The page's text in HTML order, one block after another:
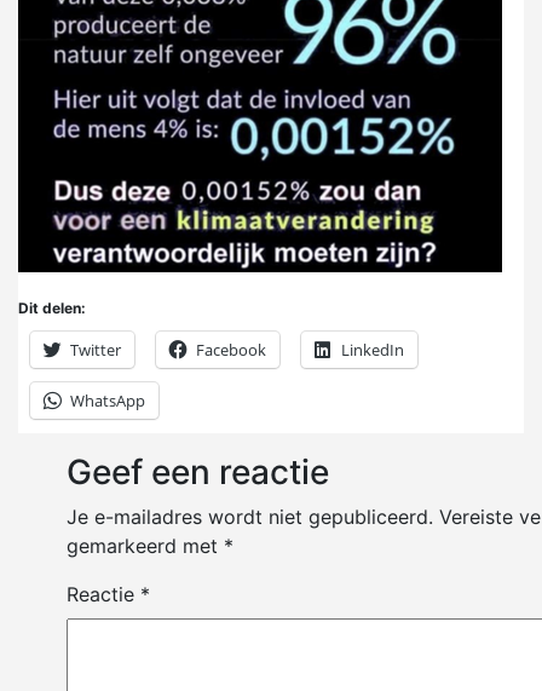
Dit delen:
Twitter Facebook LinkedIn
WhatsApp
Geef een reactie
Je e-mailadres wordt niet gepubliceerd. Vereiste
gemarkeerd met *
Reactie *